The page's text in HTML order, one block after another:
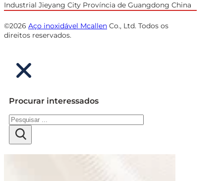
Industrial Jieyang City Província de Guangdong China
©2026 Aço inoxidável Mcallen Co., Ltd. Todos os
direitos reservados.
Procurar interessados
Pesquisar